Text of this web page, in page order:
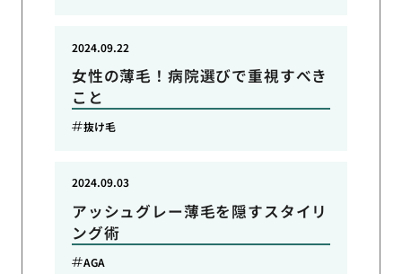
女性の薄毛！病院選びで重視すべき
こと
2024.09.22
抜け毛
アッシュグレー薄毛を隠すスタイリ
ング術
2024.09.03
AGA